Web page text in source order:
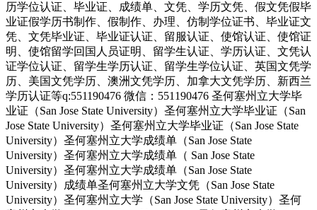
历学位认证、毕业证、成绩单、文凭、学历文凭、假文凭假毕
业证假学历书制作、假制作、办理、仿制学位证书、毕业证文
凭、文凭毕业证、毕业证认证、留服认证、使馆认证、使馆证
明、使馆留学回国人员证明、留学生认证、学历认证、文凭认
证学位认证、留学生学历认证、留学生学位认证、英国文凭学
历、美国文凭学历、澳洲文凭学历、加拿大文凭学历、新西兰
学历认证等q:551190476 微信：551190476 圣何塞州立大学毕
业证（San Jose State University）圣何塞州立大学毕业证（San
Jose State University）圣何塞州立大学毕业证（San Jose State
University）圣何塞州立大学成绩单（San Jose State
University）圣何塞州立大学成绩单（ San Jose State
University）圣何塞州立大学成绩单（San Jose State
University）成绩单圣何塞州立大学文凭（San Jose State
University）圣何塞州立大学（San Jose State University）圣何